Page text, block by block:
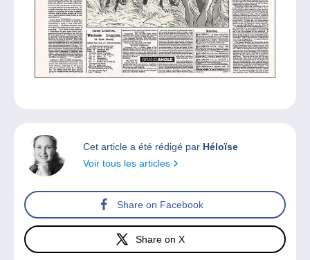
Cet article a été rédigé par Héloïse
Voir tous les articles
Share on Facebook
Share on X